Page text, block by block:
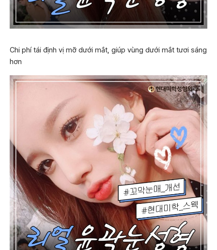
Chi phí tái định vị mỡ dưới mắt, giúp vùng dưới mắt tươi sáng
hơn